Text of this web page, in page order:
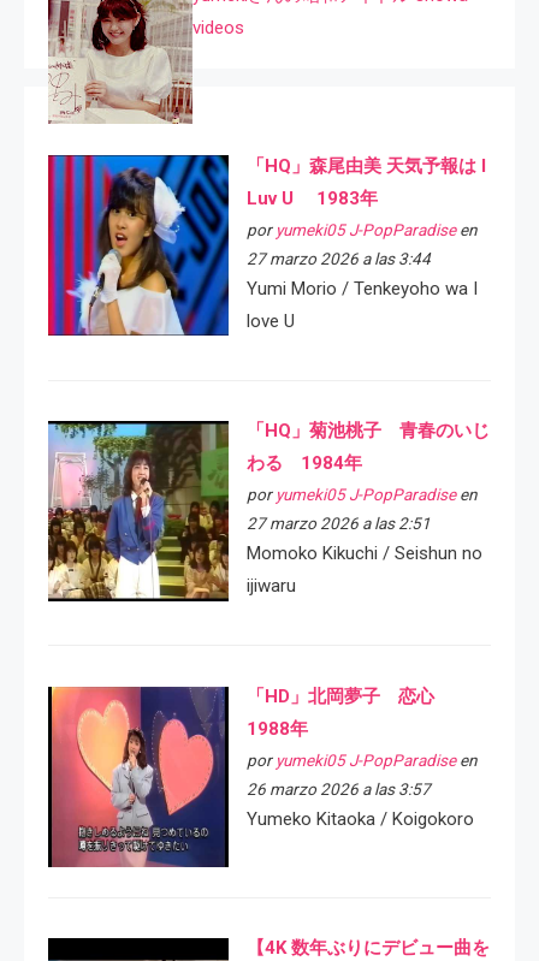
videos
「HQ」森尾由美 天気予報は I
Luv U 1983年
por yumeki05 J-PopParadiseen
27 marzo 2026 a las 3:44
Yumi Morio / Tenkeyoho wa I
love U
「HQ」菊池桃子 青春のいじ
わる 1984年
por yumeki05 J-PopParadiseen
27 marzo 2026 a las 2:51
Momoko Kikuchi / Seishun no
ijiwaru
「HD」北岡夢子 恋心
1988年
por yumeki05 J-PopParadiseen
26 marzo 2026 a las 3:57
Yumeko Kitaoka / Koigokoro
【4K 数年ぶりにデビュー曲を